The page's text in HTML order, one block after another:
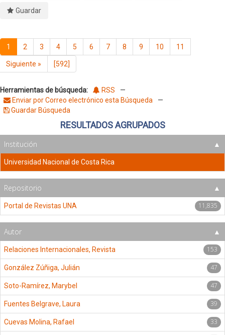
Guardar
1 2 3 4 5 6 7 8 9 10 11
Siguiente » [592]
Herramientas de búsqueda: RSS
—
Enviar por Correo electrónico esta Búsqueda
—
Guardar Búsqueda
RESULTADOS AGRUPADOS
Institución
Universidad Nacional de Costa Rica
Repositorio
Portal de Revistas UNA 11,835
Autor
Relaciones Internacionales, Revista 153
González Zúñiga, Julián 47
Soto-Ramírez, Marybel 47
Fuentes Belgrave, Laura 39
Cuevas Molina, Rafael 33